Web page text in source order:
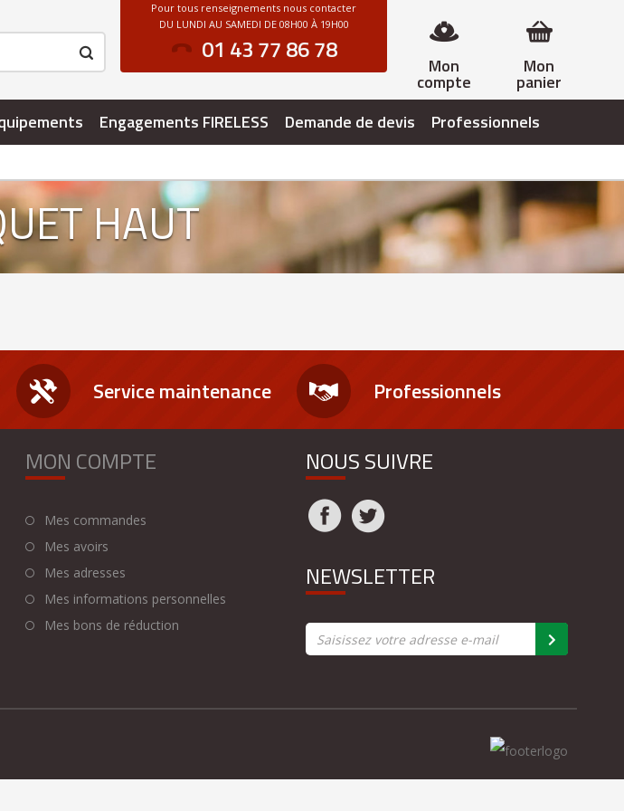
Mon
panier
Mon
compte
Pour tous renseignements nous contacter
DU LUNDI AU SAMEDI DE 08H00 À 19H00
01 43 77 86 78
Engagements FIRELESS Demande de devis Professionnels
HAUT
Service maintenance Professionnels
MON COMPTE
Mes commandes
Mes avoirs
Mes adresses
Mes informations personnelles
Mes bons de réduction
NOUS SUIVRE
NEWSLETTER